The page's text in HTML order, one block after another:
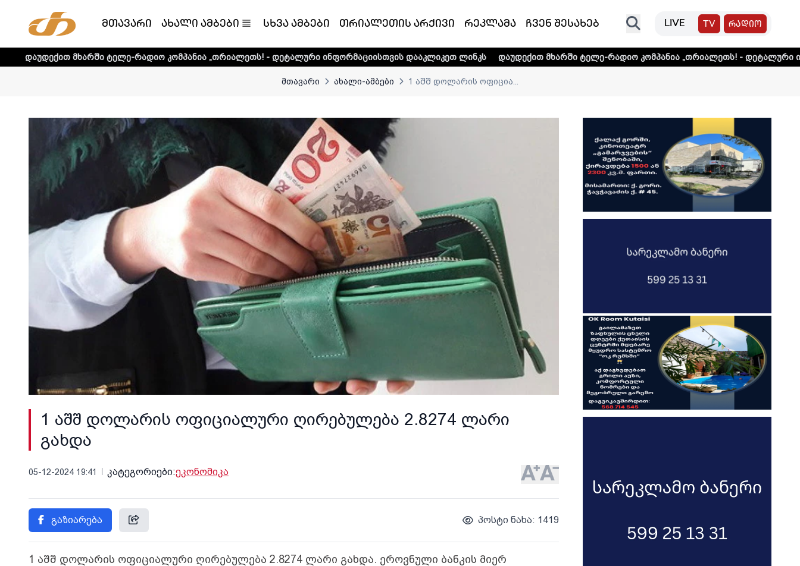
მთავარი ახალი ამბები სხვა ამბები თრიალეთის არქივი რეკლამა ჩვენ შესახებ LIVE TV რადიო
მხარში ტელე-რადიო კომპანია „თრიალეთს! - დეტალური ინფორმაციისთვის დააკლიკეთ ლინკს დაუდექით მხარში ტელე-რადიო კომპანია „თრიალეთს! - დეტალური
მთავარი ახალი-ამბები 1 აშშ დოლარის ოფიცია...
1 აშშ დოლარის ოფიციალური ღირებულება 2.8274 ლარი
გახდა
05-12-2024 19:41 კატეგორიები:ეკონომიკა
გაზიარება პოსტი ნახა: 1419
1 აშშ დოლარის ოფიციალური ღირებულება 2.8274 ლარი გახდა. ეროვნული ბანკის მიერ